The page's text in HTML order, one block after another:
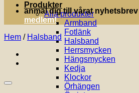
Produkter
Alla produkter
Armband
Fotlänk
Halsband
Herrsmycken
Hängsmycken
Kedja
Klockor
Örhängen
anmäl dig till vårat nyhetsbrev
medlem!
Hem / Halsband